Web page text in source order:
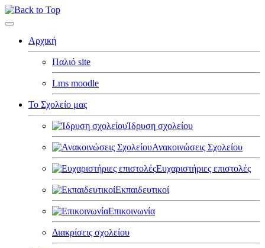
Αρχική
Παλιό site
Lms moodle
Το Σχολείο μας
Ίδρυση σχολείου
Ανακοινώσεις Σχολείου
Ευχαριστήριες επιστολές
Εκπαιδευτικοί
Επικοινωνία
Διακρίσεις σχολείου